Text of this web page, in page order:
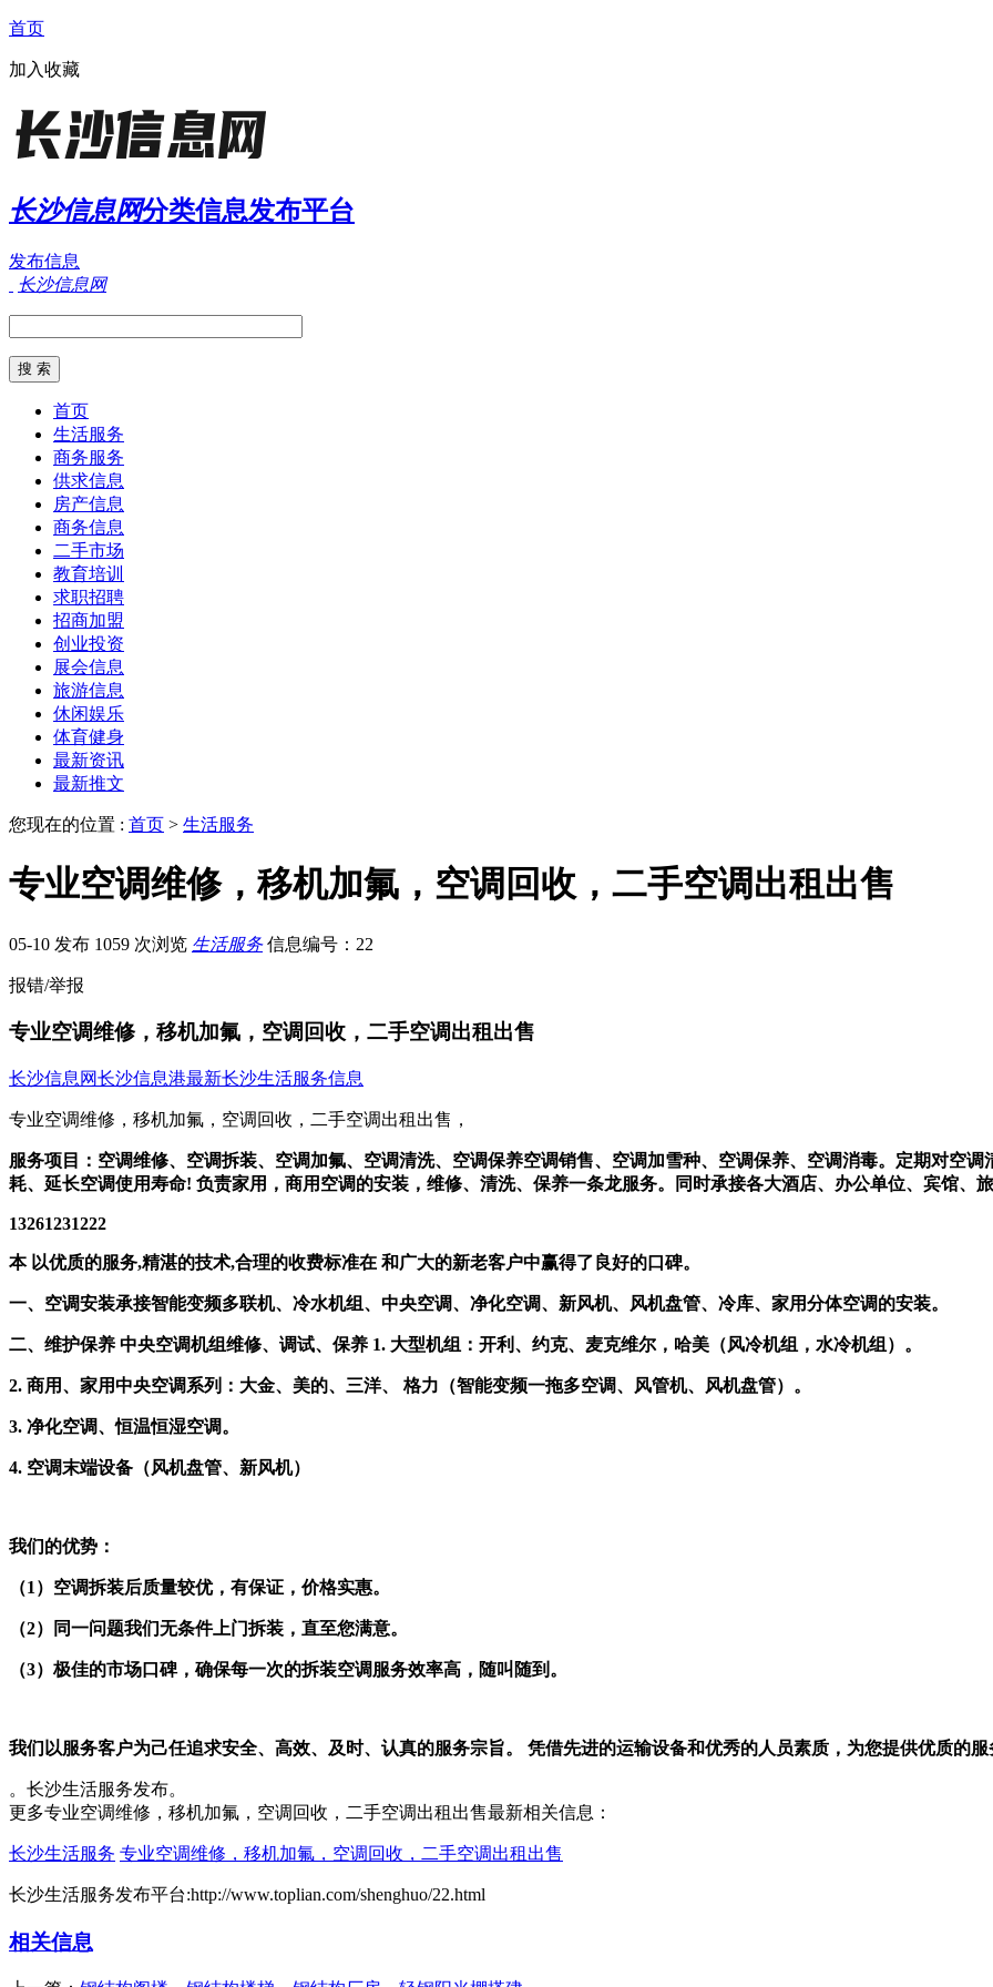
首页
加入收藏
长沙信息网分类信息发布平台
发布信息
长沙信息网
首页
生活服务
商务服务
供求信息
房产信息
商务信息
二手市场
教育培训
求职招聘
招商加盟
创业投资
展会信息
旅游信息
休闲娱乐
体育健身
最新资讯
最新推文
您现在的位置 : 首页 > 生活服务
专业空调维修，移机加氟，空调回收，二手空调出租出售
05-10 发布 1059 次浏览 生活服务 信息编号：22
报错/举报
专业空调维修，移机加氟，空调回收，二手空调出租出售
长沙信息网长沙信息港最新长沙生活服务信息
专业空调维修，移机加氟，空调回收，二手空调出租出售，
服务项目：空调维修、空调拆装、空调加氟、空调清洗、空调保养空调销售、空调加雪种、空调保养、空调消毒。定期对空
耗、延长空调使用寿命! 负责家用，商用空调的安装，维修、清洗、保养一条龙服务。同时承接各大酒店、办公单位、宾馆、
13261231222
本 以优质的服务,精湛的技术,合理的收费标准在 和广大的新老客户中赢得了良好的口碑。
一、空调安装承接智能变频多联机、冷水机组、中央空调、净化空调、新风机、风机盘管、冷库、家用分体空调的安装。
二、维护保养 中央空调机组维修、调试、保养 1. 大型机组：开利、约克、麦克维尔，哈美（风冷机组，水冷机组）。
2. 商用、家用中央空调系列：大金、美的、三洋、 格力（智能变频一拖多空调、风管机、风机盘管）。
3. 净化空调、恒温恒湿空调。
4. 空调末端设备（风机盘管、新风机）
我们的优势：
（1）空调拆装后质量较优，有保证，价格实惠。
（2）同一问题我们无条件上门拆装，直至您满意。
（3）极佳的市场口碑，确保每一次的拆装空调服务效率高，随叫随到。
我们以服务客户为己任追求安全、高效、及时、认真的服务宗旨。 凭借先进的运输设备和优秀的人员素质，为您提供优质的服
。长沙生活服务发布。
更多专业空调维修，移机加氟，空调回收，二手空调出租出售最新相关信息：
长沙生活服务 专业空调维修，移机加氟，空调回收，二手空调出租出售
长沙生活服务发布平台:http://www.toplian.com/shenghuo/22.html
相关信息